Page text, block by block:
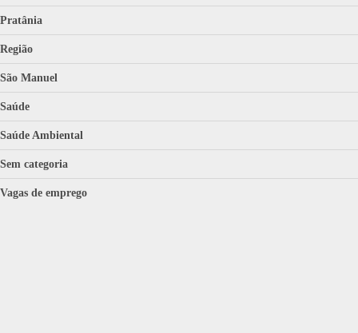
Pratânia
Região
São Manuel
Saúde
Saúde Ambiental
Sem categoria
Vagas de emprego